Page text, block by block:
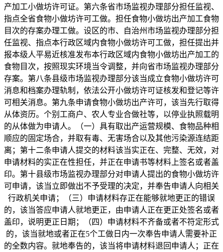
产加工小做坊许可证。第六条省市场监视办理部分担任监视、
指点全省食物小做坊许可工做。担任食物小做坊出产加工食物
目次的存案办理工做。设区的市、自治州市场监视办理部分担
任监视、指点本行政区域内食物小做坊许可工做，担任提出并
报本级人平易近核准发布本行政区域内食物小做坊出产加工的
食物目次，按照现实环境当令调整，并向省市场监视办理部分
存案。第八条县级市场监视办理部分该当成立食物小做坊许可
消息和档案办理轨制，依法公开小做坊许可证核发和登记等许
可相关消息。第九条申请食物小做坊出产许可，该当先行取得
从体资历。个别工商户、农人专业合做社等，以停业执照载明
的从体做为申请人。（一）具有取出产运营规模、食物品种相
顺应的固定场合，并取有毒、无害场合以及其他污染源连结距
离；第十二条申请人提交的材料该当实正在、完整、无效，对
申请材料的实正在性担任，并正在申请书等材料上签名或者盖
印。第十县级市场监视办理部分对申请人提出的食物小做坊许
可申请，该当立即做出不予受理的决定，并奉告申请人向相关
行政机关申请；（三）申请材料存正在能够就地更正的错误
的，该当答应申请人就地更正，由申请人正在更正处签名或者
盖印，说明更正日期；（四）申请材料不齐备或者不符定形式
的，该当就地或者正在5个工做日内一次奉告申请人需要补正
的全数内容。就地奉告的，该当将申请材料退回申请人；正在